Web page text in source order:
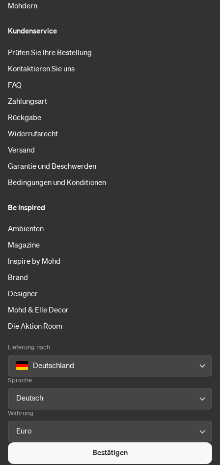
Mohdern
Kundenservice
Prüfen Sie Ihre Bestellung
Kontaktieren Sie uns
FAQ
Zahlungsart
Rückgabe
Widerrufsrecht
Versand
Garantie und Beschwerden
Bedingungen und Konditionen
Be Inspired
Ambienten
Magazine
Inspire by Mohd
Brand
Designer
Mohd & Elle Decor
Die Aktion Room
Lieferung nach
Deutschland
Sprache
Deutsch
Währung
Euro
Bestätigen